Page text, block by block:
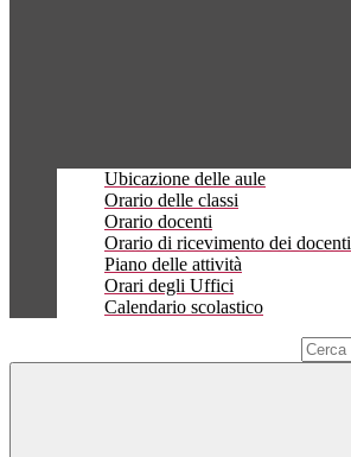
Ubicazione delle aule
Orario delle classi
Orario docenti
Orario di ricevimento dei docenti
Piano delle attività
Orari degli Uffici
Calendario scolastico